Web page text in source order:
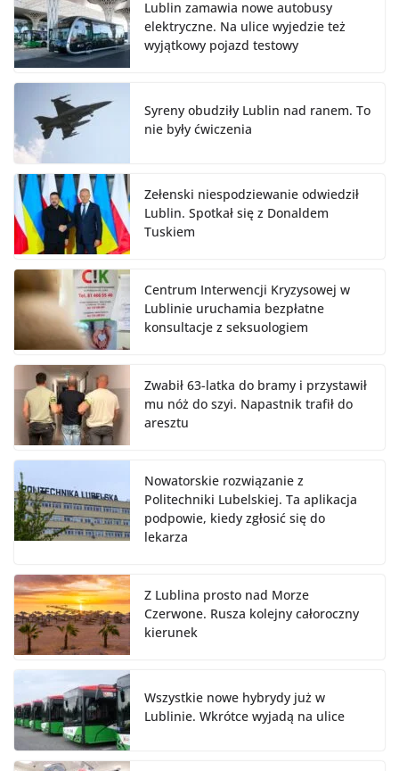
Lublin zamawia nowe autobusy
elektryczne. Na ulice wyjedzie też
wyjątkowy pojazd testowy
Syreny obudziły Lublin nad ranem. To
nie były ćwiczenia
Zełenski niespodziewanie odwiedził
Lublin. Spotkał się z Donaldem
Tuskiem
Centrum Interwencji Kryzysowej w
Lublinie uruchamia bezpłatne
konsultacje z seksuologiem
Zwabił 63-latka do bramy i przystawił
mu nóż do szyi. Napastnik trafił do
aresztu
Nowatorskie rozwiązanie z
Politechniki Lubelskiej. Ta aplikacja
podpowie, kiedy zgłosić się do
lekarza
Z Lublina prosto nad Morze
Czerwone. Rusza kolejny całoroczny
kierunek
Wszystkie nowe hybrydy już w
Lublinie. Wkrótce wyjadą na ulice